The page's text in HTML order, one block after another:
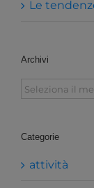
Le
Archivi
Archivi
Categorie
attività